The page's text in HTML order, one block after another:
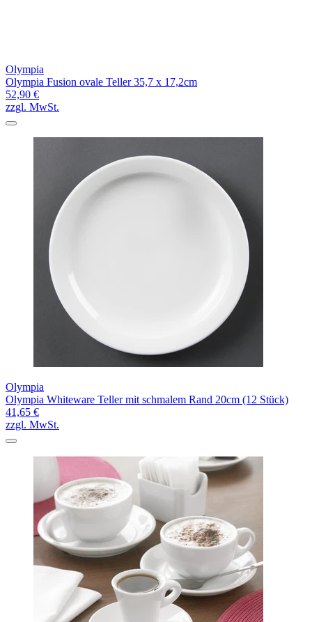
Olympia
Olympia Fusion ovale Teller 35,7 x 17,2cm
52,90 €
zzgl. MwSt.
Olympia
Olympia Whiteware Teller mit schmalem Rand 20cm (12 Stück)
41,65 €
zzgl. MwSt.